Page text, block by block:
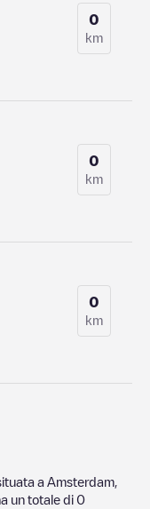
0
km
0
km
0
km
a Amsterdam
un totale di 0